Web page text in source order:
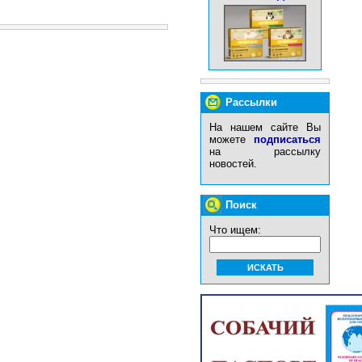
Рассылки
На нашем сайте Вы
можете подписаться
на рассылку
новостей.
Поиск
Что ищем: